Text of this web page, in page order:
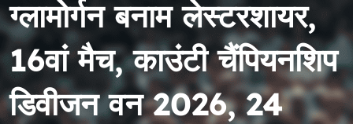
ग्लामोर्गन बनाम लेस्टरशायर,
16वां मैच, काउंटी चैंपियनशिप
डिवीजन वन 2026, 24